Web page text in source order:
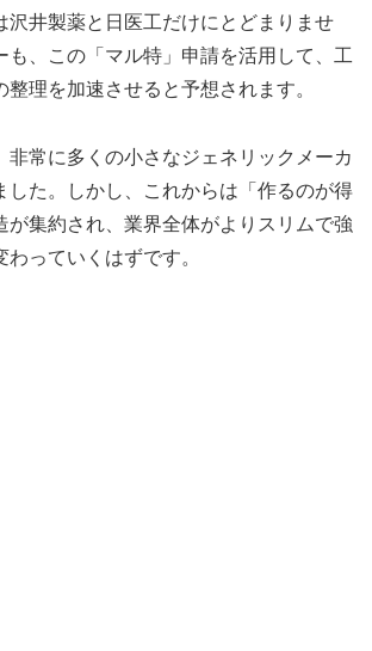
沢井製薬と日医工だけにとどまりませ
も、この「マル特」申請を活用して、工
理を加速させると予想されます。
非常に多くの小さなジェネリックメーカ
した。しかし、これからは「作るのが得
が集約され、業界全体がよりスリムで強
っていくはずです。